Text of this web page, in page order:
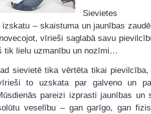
Sievietes
– skaistuma un jaunības
vīrieši saglabā savu
tik lielu uzmanību un nozīmi…
sievietē tika vērtēta tikai pievilcība,
to uzskata par galveno un
pareizi izprasti jaunības un
veselību – gan garīgo, gan